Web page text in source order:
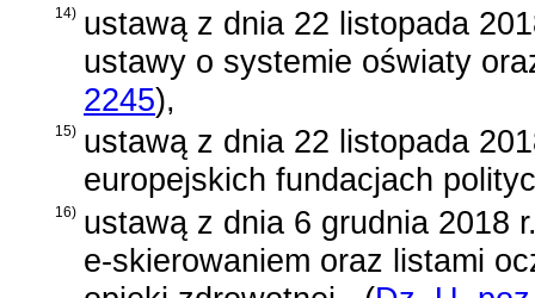
14) ustawą z dnia 22 listopada
ustawy o systemie oświaty
2245),
15) ustawą z dnia 22 listopada
europejskich fundacjach
16) ustawą z dnia 6 grudnia 2018
e-skierowaniem oraz listami